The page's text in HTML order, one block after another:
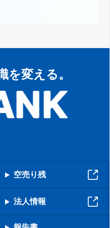
を変える。
空売り残
法人情報